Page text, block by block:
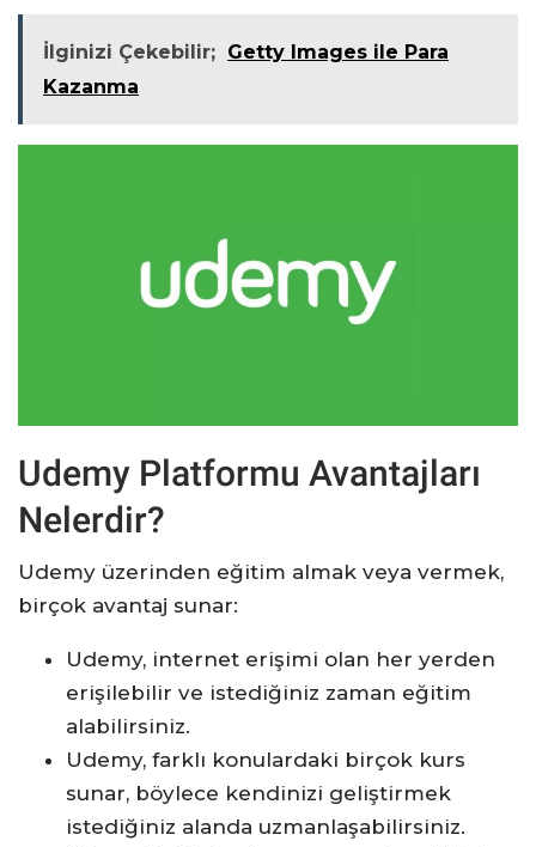
İlginizi Çekebilir; Getty Images ile Para
Kazanma
Udemy Platformu Avantajları
Nelerdir?
Udemy üzerinden eğitim almak veya vermek,
birçok avantaj sunar:
Udemy, internet erişimi olan her yerden
erişilebilir ve istediğiniz zaman eğitim
alabilirsiniz.
Udemy, farklı konulardaki birçok kurs
sunar, böylece kendinizi geliştirmek
istediğiniz alanda uzmanlaşabilirsiniz.